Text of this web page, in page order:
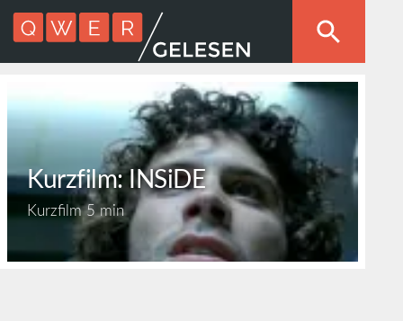
Kurzfilm: INSiDE
Kurzfilm5 min